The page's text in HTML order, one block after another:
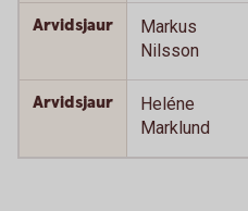
Arvidsjaur
Markus
Nilsson
Arvidsjaur
Heléne
Marklund